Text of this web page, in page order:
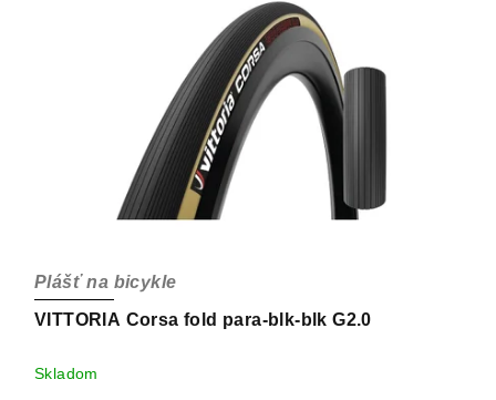
VITTORIA Corsa fold para-blk-blk G2.0
Plášť na bicykle
Skladom